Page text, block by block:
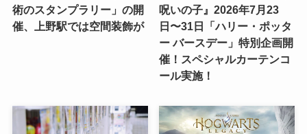
術のスタンプラリー」の開
催、上野駅では空間装飾が
呪いの子』2026年7月23
日〜31日「ハリー・ポッタ
ー バースデー」特別企画開
催！スペシャルカーテンコ
ール実施！